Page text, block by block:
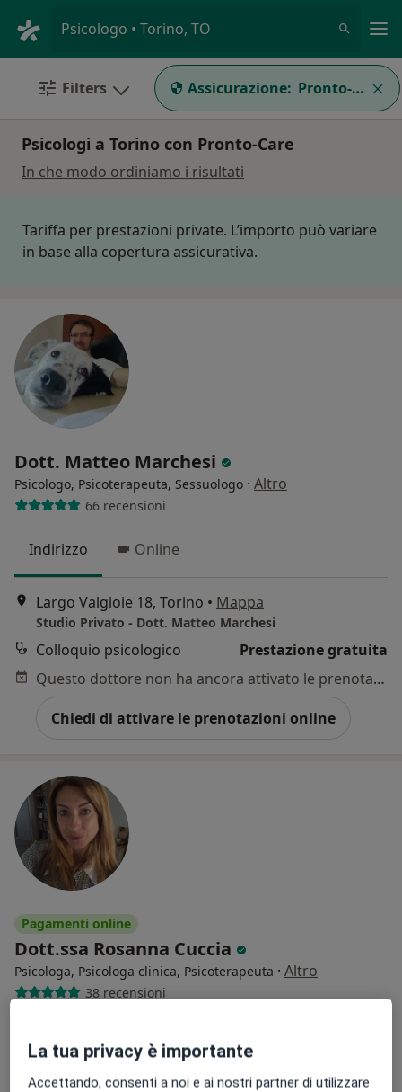
Psicologo • Torino, TO
Filters Assicurazione: Pronto-Care
Psicologi a Torino con Pronto-Care
In che modo ordiniamo i risultati
Tariffa per prestazioni private. L’importo può variare
in base alla copertura assicurativa.
Dott. Matteo Marchesi
Psicologo, Psicoterapeuta, Sessuologo · Altro
66 recensioni
Indirizzo Online
Largo Valgioie 18, Torino • Mappa
Studio Privato - Dott. Matteo Marchesi
Colloquio psicologico
Prestazione gratuita
Questo dottore non ha ancora attivato le prenotazioni online presso questo indirizzo.
Chiedi di attivare le prenotazioni online
Pagamenti online
Dott.ssa Rosanna Cuccia
Psicologa, Psicologa clinica, Psicoterapeuta · Altro
38 recensioni
Studio Rosanna Cuccia Torino presso MM STUDIO
Colloquio psicologico
La tua privacy è importante
Accettando, consenti a noi e ai nostri partner di utilizzare